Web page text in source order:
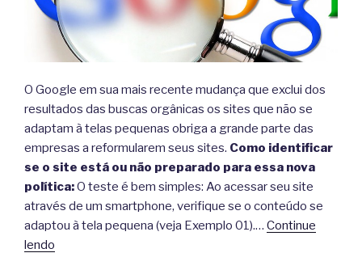
O Google em sua mais recente mudança que exclui dos
resultados das buscas orgânicas os sites que não se
adaptam à telas pequenas obriga a grande parte das
empresas a reformularem seus sites. Como identificar
se o site está ou não preparado para essa nova
política:O teste é bem simples: Ao acessar seu site
através de um smartphone, verifique se o conteúdo se
adaptou à tela pequena (veja Exemplo 01).… Continue
lendo